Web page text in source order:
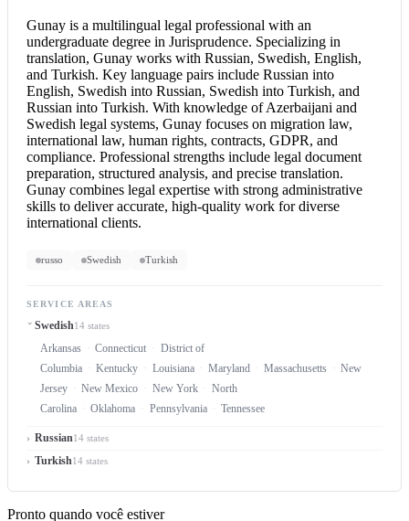
Gunay is a multilingual legal professional with an
undergraduate degree in Jurisprudence. Specializing in
translation, Gunay works with Russian, Swedish, English,
and Turkish. Key language pairs include Russian into
English, Swedish into Russian, Swedish into Turkish, and
Russian into Turkish. With knowledge of Azerbaijani and
Swedish legal systems, Gunay focuses on migration law,
international law, human rights, contracts, GDPR, and
compliance. Professional strengths include legal document
preparation, structured analysis, and precise translation.
Gunay combines legal expertise with strong administrative
skills to deliver accurate, high-quality work for diverse
international clients.
russo Swedish Turkish
SERVICE AREAS
Swedish14 states
Arkansas Connecticut
District of
Columbia
Kentucky Louisiana Maryland Massachusetts
New
Jersey
New Mexico New York
North
Carolina
Oklahoma Pennsylvania Tennessee
Russian14 states
Turkish14 states
Pronto quando você estiver